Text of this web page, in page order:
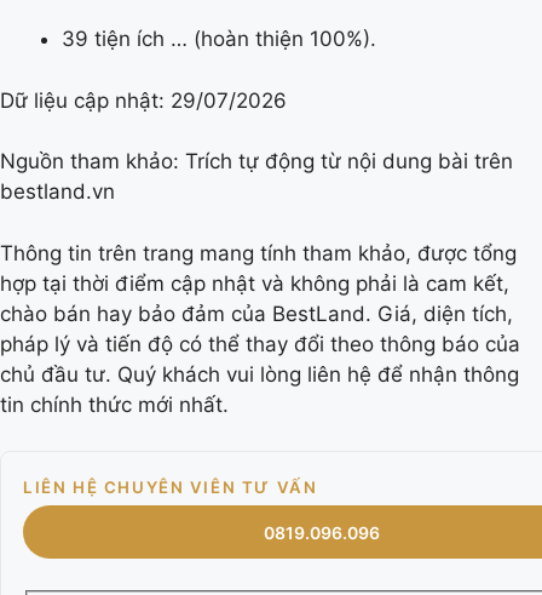
LIÊN HỆ CHUYÊN VIÊN TƯ VẤN
0819.096.096
39 tiện ích … (hoàn thiện 100%).
Dữ liệu cập nhật: 29/07/2026
Nguồn tham khảo: Trích tự động từ nội dung bài trên
bestland.vn
Thông tin trên trang mang tính tham khảo, được tổng
hợp tại thời điểm cập nhật và không phải là cam kết,
chào bán hay bảo đảm của BestLand. Giá, diện tích,
pháp lý và tiến độ có thể thay đổi theo thông báo của
chủ đầu tư. Quý khách vui lòng liên hệ để nhận thông
tin chính thức mới nhất.